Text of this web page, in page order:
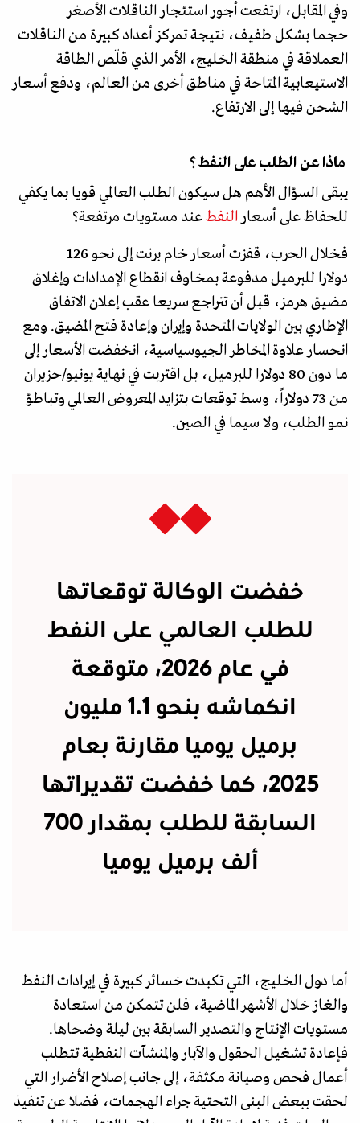
وفي المقابل، ارتفعت أجور استئجار الناقلات الأصغر
حجما بشكل طفيف، نتيجة تمركز أعداد كبيرة من الناقلات
العملاقة في منطقة الخليج، الأمر الذي قلّص الطاقة
الاستيعابية المتاحة في مناطق أخرى من العالم، ودفع أسعار
الشحن فيها إلى الارتفاع.
ماذا عن الطلب على النفط؟
يبقى السؤال الأهم هل سيكون الطلب العالمي قويا بما يكفي
للحفاظ على أسعار النفطعند مستويات مرتفعة؟
فخلال الحرب، قفزت أسعار خام برنت إلى نحو 126
دولارا للبرميل مدفوعة بمخاوف انقطاع الإمدادات وإغلاق
مضيق هرمز، قبل أن تتراجع سريعا عقب إعلان الاتفاق
الإطاري بين الولايات المتحدة وإيران وإعادة فتح المضيق. ومع
انحسار علاوة المخاطر الجيوسياسية، انخفضت الأسعار إلى
ما دون 80 دولارا للبرميل، بل اقتربت في نهاية يونيو/حزيران
من 73 دولاراً، وسط توقعات بتزايد المعروض العالمي وتباطؤ
نمو الطلب، ولا سيما في الصين.
خفضت الوكالة توقعاتها
للطلب العالمي على النفط
في عام 2026، متوقعة
انكماشه بنحو 1.1 مليون
برميل يوميا مقارنة بعام
2025، كما خفضت تقديراتها
السابقة للطلب بمقدار 700
ألف برميل يوميا
أما دول الخليج، التي تكبدت خسائر كبيرة في إيرادات النفط
والغاز خلال الأشهر الماضية، فلن تتمكن من استعادة
مستويات الإنتاج والتصدير السابقة بين ليلة وضحاها.
فإعادة تشغيل الحقول والآبار والمنشآت النفطية تتطلب
أعمال فحص وصيانة مكثفة، إلى جانب إصلاح الأضرار التي
لحقت ببعض البنى التحتية جراء الهجمات، فضلا عن تنفيذ